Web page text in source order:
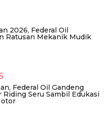
2026, Federal Oil
Ratusan Mekanik Mudik
Federal Oil Gandeng
Riding Seru Sambil Edukasi